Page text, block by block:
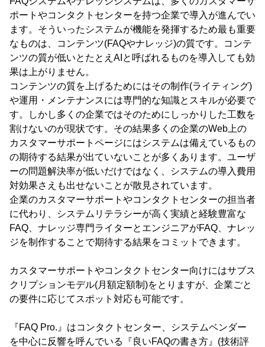
ポートやコンタクトセンターを持つ企業で導入が進んでい
ます。そういったシステムが機能を発揮するため最も重要
なものは、コンテンツ(FAQやナレッジ)の質です。コンテ
ンツの質が低いとたとえAIと呼ばれるものを導入しても効
果は上がりません。
コンテンツの質を上げるためにはその制作(ライティング)
や運用・メンテナンスには専門的な知識とスキルが必要で
す。しかし多くの企業ではそのためにしっかりした工数を
割けないのが現状です。その結果多くの企業のWeb上の
カスタマーサポートページにはシステムは備えているもの
の期待する結果が出ていないことが多くあります。ユーザ
ーの問題解決率が低いだけではなく、システムの導入費用
対効果さえも出せないことが散見されています。
企業のカスタマーサポートやコンタクトセンターの担当者
に代わり、システムリテラシーが高く実績と経験豊富な
FAQ、ナレッジ専門ライターとエンジニアがFAQ、ナレッ
ジを制作することで期待する結果をコミットできます。
カスタマーサポートやコンタクトセンター向けにはサブス
クリプションモデル(月額定額制)をとりますが、企業ごと
の要件に応じてスポット対応も可能です。
『FAQ Pro.』はコンタクトセンター、システムベンダー
を中心に反響を呼んでいる『良いFAQの書き方』(技術評